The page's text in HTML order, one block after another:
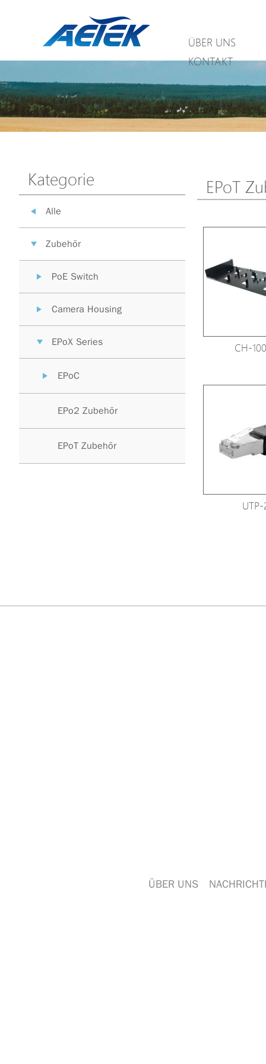
ÜBER UNS
KONTAKT
Kategorie
Alle
Zubehör
PoE Switch
Camera Housing
EPoX Series
EPoC
EPo2 Zubehör
EPoT Zubehör
EPoT
CH-
UTP-
ÜBER UNS